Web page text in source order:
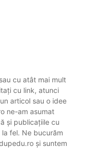
cu atât mai mult
cu link, atunci
articol sau o idee
ne-am asumat
și publicațiile cu
fel. Ne bucurăm
și suntem